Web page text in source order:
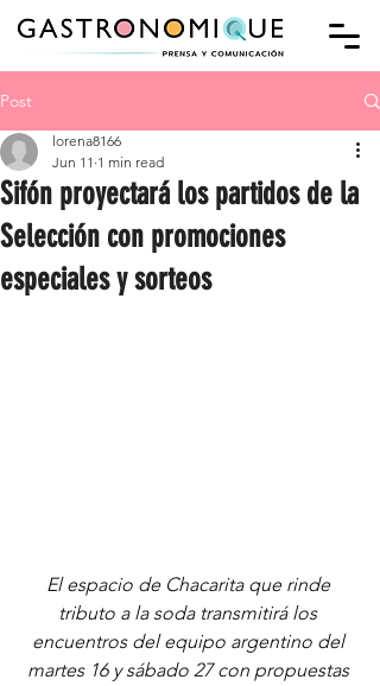
Post
Sifón proyectará los partidos de la
Selección con promociones
especiales y sorteos
lorena8166
Jun 11 1 min read
El espacio de Chacarita que rinde
tributo a la soda transmitirá los
encuentros del equipo argentino del
martes 16 y sábado 27 con propuestas